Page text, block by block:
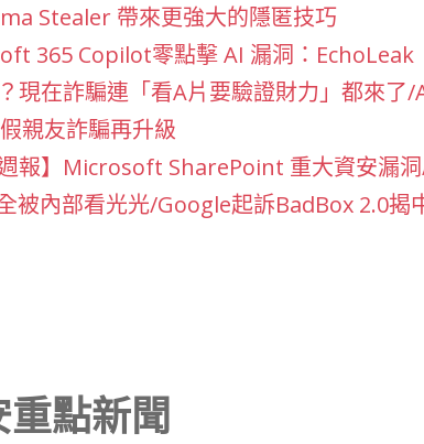
Stealer 帶來更強大的隱匿技巧
365 Copilot零點擊 AI 漏洞：EchoLeak
現在詐騙連「看A片要驗證財力」都來了/
親友詐騙再升級
週報】Microsoft SharePoint 重大資安漏
被內部看光光/Google起訴BadBox 2.0揭
點新聞